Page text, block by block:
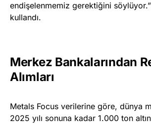
endişelenmemiz gerektiğini
kullandı.
Merkez Bankalarından
Alımları
Metals Focus verilerine göre, dünya
2025 yılı sonuna kadar 1.000 ton altın